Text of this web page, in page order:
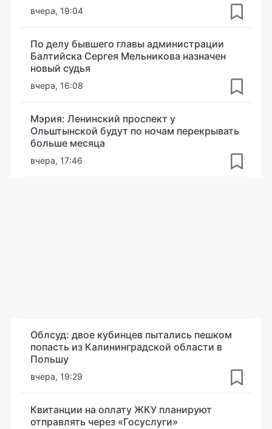
вчера, 19:04
По делу бывшего главы администрации
Балтийска Сергея Мельникова назначен
новый судья
вчера, 16:08
Мэрия: Ленинский проспект у
Ольштынской будут по ночам перекрывать
больше месяца
вчера, 17:46
Облсуд: двое кубинцев пытались пешком
попасть из Калининградской области в
Польшу
вчера, 19:29
Квитанции на оплату ЖКУ планируют
отправлять через «Госуслуги»